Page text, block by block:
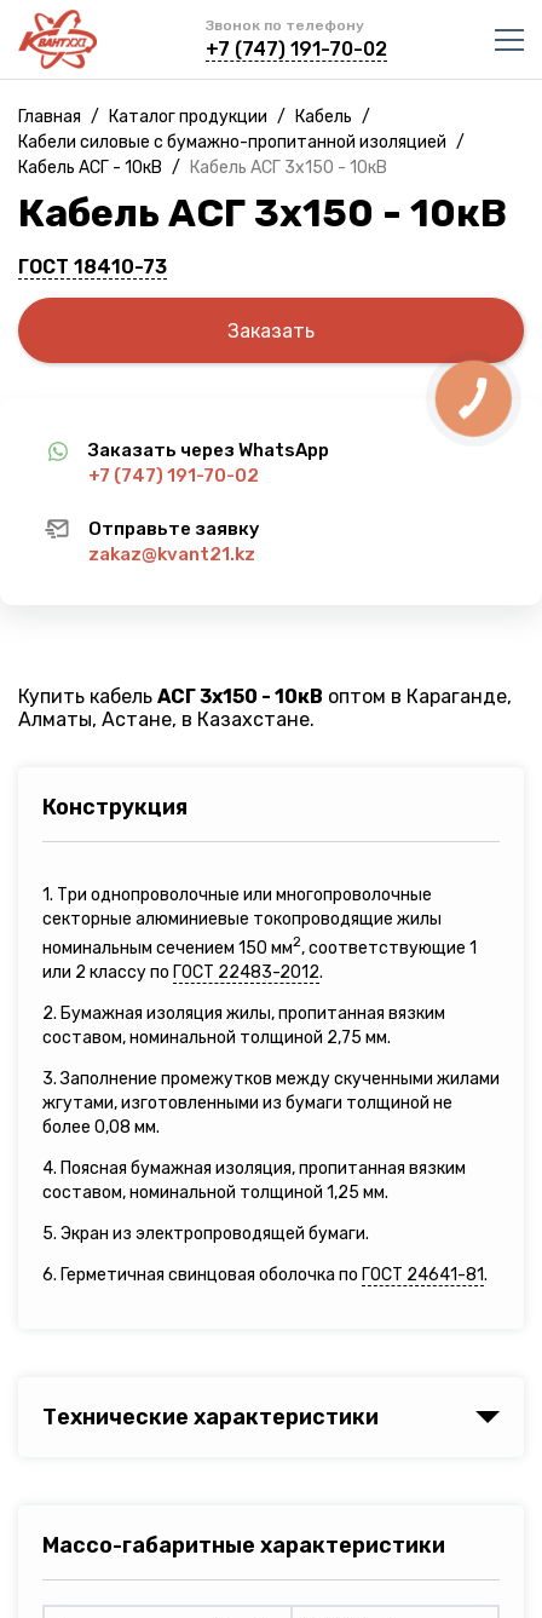
Звонок по телефону
+7 (747) 191-70-02
Главная / Каталог продукции / Кабель /
Кабели силовые с бумажно-пропитанной изоляцией /
Кабель АСГ - 10кВ / Кабель АСГ 3х150 - 10кВ
Кабель АСГ 3х150 - 10кВ
ГОСТ 18410-73
Заказать
Заказать через WhatsApp
+7 (747) 191-70-02
Отправьте заявку
zakaz@kvant21.kz
Купить кабель АСГ 3х150 - 10кВ оптом в Караганде,
Алматы, Астане, в Казахстане.
Конструкция
1. Три однопроволочные или многопроволочные
секторные алюминиевые токопроводящие жилы
номинальным сечением 150 мм2, соответствующие 1
или 2 классу по ГОСТ 22483-2012.
2. Бумажная изоляция жилы, пропитанная вязким
составом, номинальной толщиной 2,75 мм.
3. Заполнение промежутков между скученными жилами
жгутами, изготовленными из бумаги толщиной не
более 0,08 мм.
4. Поясная бумажная изоляция, пропитанная вязким
составом, номинальной толщиной 1,25 мм.
5. Экран из электропроводящей бумаги.
6. Герметичная свинцовая оболочка по ГОСТ 24641-81.
Технические характеристики
Массо-габаритные характеристики